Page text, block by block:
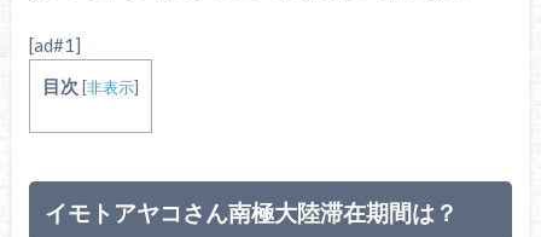
[ad#1]
目次 [非表示]
イモトアヤコさん南極大陸滞在期間は？